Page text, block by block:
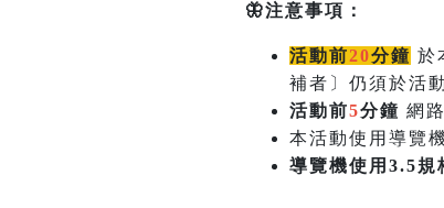
🦋注意事項：
活動前20分鐘 於
補者〕仍須於活
活動前5分鐘 網
本活動使用導覽機
導覽機使用3.5規